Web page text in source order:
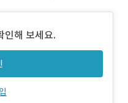
상 - 애니메이션의 동작
고객이 다량의 텍스트를
인해 보세요.